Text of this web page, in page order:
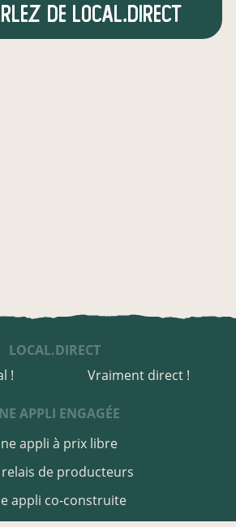
de local.direct
LOCAL.DIRECT
!
Vraiment direct !
APPLI ENGAGÉE
appli à prix libre
relais de producteurs
appli co-construite